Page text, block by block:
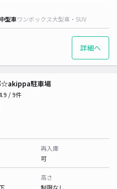
中型車ワンボックス大型車・SUV
詳細へ
☆akippa駐車場
/ 9件
再入庫
可
高さ
制限なし